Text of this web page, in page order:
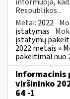
Respublikos...
Metai: 2022
įstatymas
įstatymų
2022 metais »
pakeitimai nuo
Informacinis
viršininko
64 -1